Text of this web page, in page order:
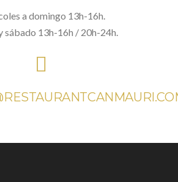
a domingo 13h-16h.
sábado 13h-16h / 20h-24h.